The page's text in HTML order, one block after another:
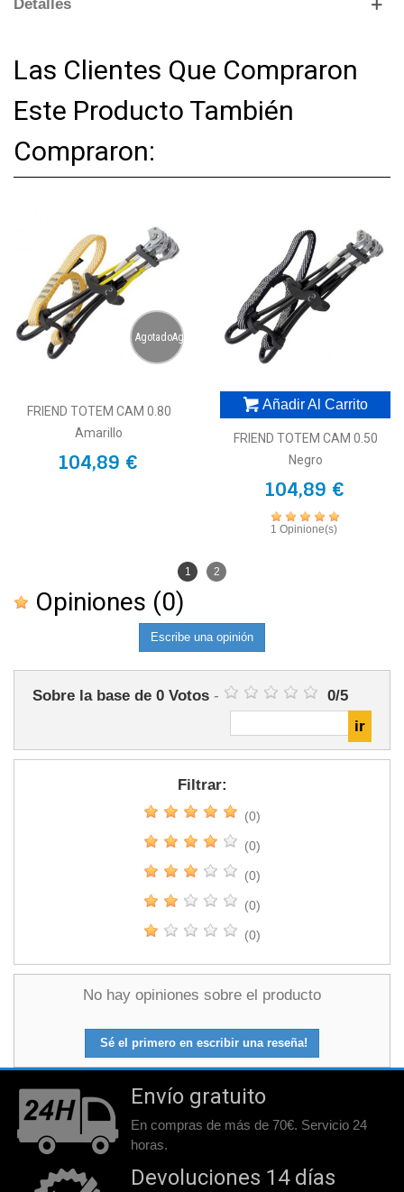
Detalles
Las Clientes Que Compraron
Este Producto También
Compraron:
AgotadoAgotado
FRIEND TOTEM CAM 0.80
Amarillo
104,89 €
Añadir Al Carrito
FRIEND TOTEM CAM 0.50
Negro
104,89 €
1 Opinione(s)
1 2
Opiniones (0)
Escribe una opinión
Sobre la base de 0 Votos - 0/5
Filtrar:
(0)
(0)
(0)
(0)
(0)
No hay opiniones sobre el producto
Sé el primero en escribir una reseña!
Envío gratuito
En compras de más de 70€. Servicio 24
horas.
Devoluciones 14 días